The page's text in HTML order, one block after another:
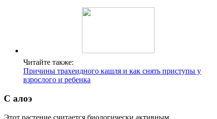
Читайте также:
Причины трахеидного кашля и как снять приступы у
взрослого и ребенка
С алоэ
Этот растение считается биологически активным